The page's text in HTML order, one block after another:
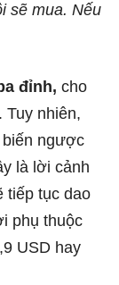
sẽ mua. Nếu
đỉnh, cho
Tuy nhiên,
ngược
là lời cảnh
tiếp tục dao
phụ thuộc
USD hay